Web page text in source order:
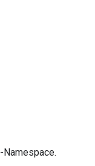
-Namespace.